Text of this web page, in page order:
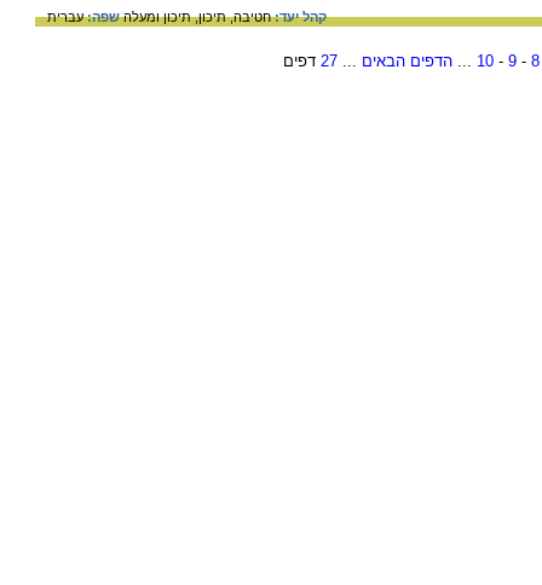
קהל יעד:חטיבה,תיכון,תיכון ומעלהשפה:עברית
8
-
9
-
10
...הדפים הבאים ...
27 דפים